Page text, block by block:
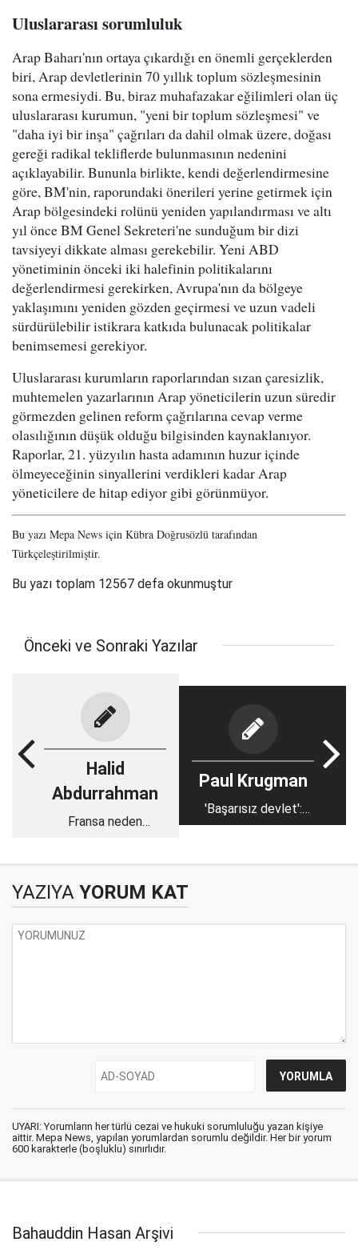
Uluslararası sorumluluk
Arap Baharı'nın ortaya çıkardığı en önemli gerçeklerden
biri, Arap devletlerinin 70 yıllık toplum sözleşmesinin
sona ermesiydi. Bu, biraz muhafazakar eğilimleri olan üç
uluslararası kurumun, "yeni bir toplum sözleşmesi" ve
"daha iyi bir inşa" çağrıları da dahil olmak üzere, doğası
gereği radikal tekliflerde bulunmasının nedenini
açıklayabilir. Bununla birlikte, kendi değerlendirmesine
göre, BM'nin, raporundaki önerileri yerine getirmek için
Arap bölgesindeki rolünü yeniden yapılandırması ve altı
yıl önce BM Genel Sekreteri'ne sunduğum bir dizi
tavsiyeyi dikkate alması gerekebilir. Yeni ABD
yönetiminin önceki iki halefinin politikalarını
değerlendirmesi gerekirken, Avrupa'nın da bölgeye
yaklaşımını yeniden gözden geçirmesi ve uzun vadeli
sürdürülebilir istikrara katkıda bulunacak politikalar
benimsemesi gerekiyor.
Uluslararası kurumların raporlarından sızan çaresizlik,
muhtemelen yazarlarının Arap yöneticilerin uzun süredir
görmezden gelinen reform çağrılarına cevap verme
olasılığının düşük olduğu bilgisinden kaynaklanıyor.
Raporlar, 21. yüzyılın hasta adamının huzur içinde
ölmeyeceğinin sinyallerini verdikleri kadar Arap
yöneticilere de hitap ediyor gibi görünmüyor.
Bu yazı Mepa News için Kübra Doğrusözlü tarafından
Türkçeleştirilmiştir.
Bu yazı toplam 12567 defa okunmuştur
Önceki ve Sonraki Yazılar
Halid
Abdurrahman
Fransa neden
Paul Krugman
'Başarısız devlet':
Amerika iflas mı
YAZIYA YORUM KAT
UYARI: Yorumların her türlü cezai ve hukuki sorumluluğu yazan kişiye
aittir. Mepa News, yapılan yorumlardan sorumlu değildir. Her bir yorum
600 karakterle (boşluklu) sınırlıdır.
Bahauddin Hasan Arşivi